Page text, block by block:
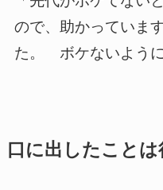
ので、助かっていま
た。 ボケないよう
口に出したことは